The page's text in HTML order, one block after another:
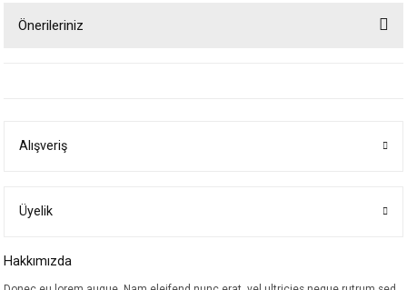
Önerileriniz
Ürün bilgilerinde hatalar bulunuyor.
Bu ürüne benzer farklı alternatifler olmalı.
Alışveriş
Üyelik
Hakkımızda